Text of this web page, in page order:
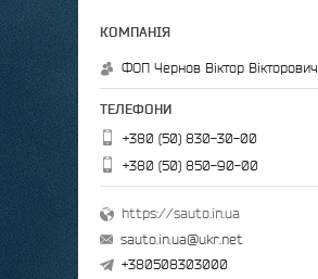
ФОП Чернов Віктор Вікторович
+380 (50) 830-30-00
+380 (50) 850-90-00
https://sauto.in.ua
sauto.in.ua@ukr.net
+380508303000